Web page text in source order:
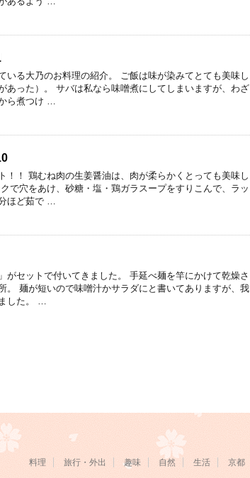
いる大乃のお料理の紹介。 ご飯は味が染みてとても美味し
あった）。 サバは私なら味噌煮にしてしまいますが、わざ
ら煮つけ …
！！ 鶏むね肉の生姜醤油は、肉が柔らかくとっても美味し
で穴をあけ、砂糖・塩・鶏ガラスープをすりこんで、ラッ
ほど茹で …
がセットで付いてきました。 手延べ麺を竿にかけて乾燥さ
。 麺が短いので味噌汁かサラダにと書いてありますが、我
した。 …
料理 旅行・外出 趣味 自然 生活 京都